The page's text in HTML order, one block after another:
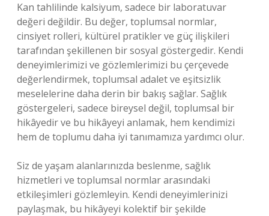
Kan tahlilinde kalsiyum, sadece bir laboratuvar
değeri değildir. Bu değer, toplumsal normlar,
cinsiyet rolleri, kültürel pratikler ve güç ilişkileri
tarafından şekillenen bir sosyal göstergedir. Kendi
deneyimlerimizi ve gözlemlerimizi bu çerçevede
değerlendirmek, toplumsal adalet ve eşitsizlik
meselelerine daha derin bir bakış sağlar. Sağlık
göstergeleri, sadece bireysel değil, toplumsal bir
hikâyedir ve bu hikâyeyi anlamak, hem kendimizi
hem de toplumu daha iyi tanımamıza yardımcı olur.
Siz de yaşam alanlarınızda beslenme, sağlık
hizmetleri ve toplumsal normlar arasındaki
etkileşimleri gözlemleyin. Kendi deneyimlerinizi
paylaşmak, bu hikâyeyi kolektif bir şekilde